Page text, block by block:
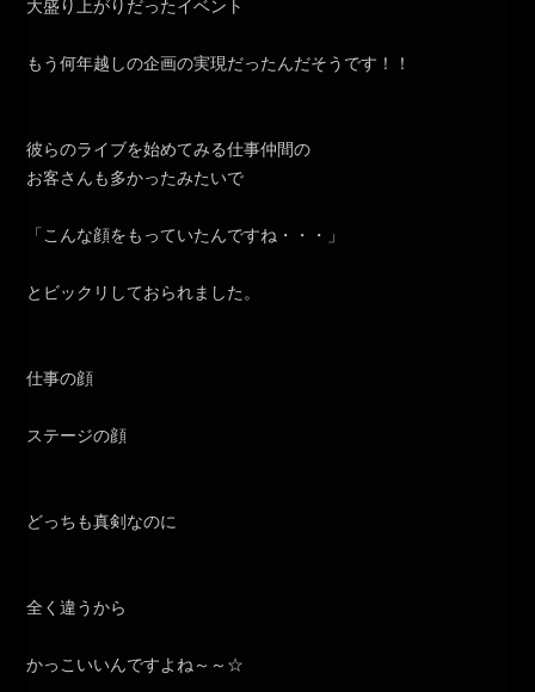
大盛り上がりだったイベント
もう何年越しの企画の実現だったんだそうです！！
彼らのライブを始めてみる仕事仲間の
お客さんも多かったみたいで
「こんな顔をもっていたんですね・・・」
とビックリしておられました。
仕事の顔
ステージの顔
どっちも真剣なのに
全く違うから
かっこいいんですよね～～☆